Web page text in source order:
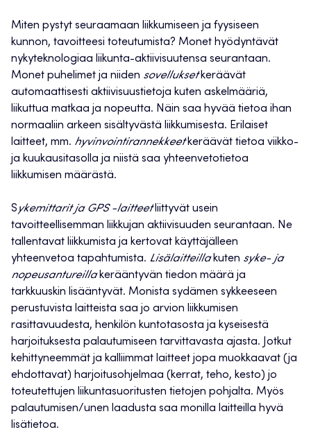
Miten pystyt seuraamaan liikkumiseen ja fyysiseen
kunnon, tavoitteesi toteutumista? Monet hyödyntävät
nykyteknologiaa liikunta-aktiivisuutensa seurantaan.
Monet puhelimet ja niiden sovelluksetkeräävät
automaattisesti aktiivisuustietoja kuten askelmääriä,
liikuttua matkaa ja nopeutta. Näin saa hyvää tietoa ihan
normaaliin arkeen sisältyvästä liikkumisesta. Erilaiset
laitteet, mm. hyvinvointirannekkeetkeräävät tietoa viikko-
ja kuukausitasolla ja niistä saa yhteenvetotietoa
liikkumisen määrästä.
Sykemittarit ja GPS -laitteetliittyvät usein
tavoitteellisemman liikkujan aktiivisuuden seurantaan. Ne
tallentavat liikkumista ja kertovat käyttäjälleen
yhteenvetoa tapahtumista. Lisälaitteillakuten syke- ja
nopeusantureillakerääntyvän tiedon määrä ja
tarkkuuskin lisääntyvät. Monista sydämen sykkeeseen
perustuvista laitteista saa jo arvion liikkumisen
rasittavuudesta, henkilön kuntotasosta ja kyseisestä
harjoituksesta palautumiseen tarvittavasta ajasta. Jotkut
kehittyneemmät ja kalliimmat laitteet jopa muokkaavat (ja
ehdottavat) harjoitusohjelmaa (kerrat, teho, kesto) jo
toteutettujen liikuntasuoritusten tietojen pohjalta. Myös
palautumisen/unen laadusta saa monilla laitteilla hyvä
lisätietoa.